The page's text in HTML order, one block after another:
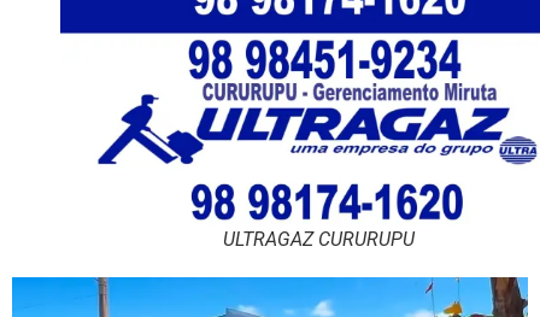
ULTRAGAZ CURURUPU